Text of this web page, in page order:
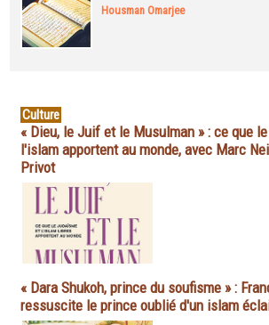
Housman Omarjee
Culture
« Dieu, le Juif et le Musulman » : ce que
l'islam apportent au monde, avec Marc
Privot
« Dara Shukoh, prince du soufisme » :
ressuscite le prince oublié d'un islam